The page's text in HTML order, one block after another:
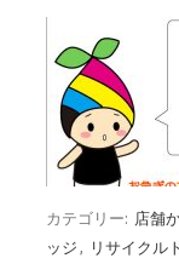
カテゴリー: 店舗
ッジ , リサイクル